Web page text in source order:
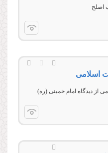
اصلح
اسلامی
از دیدگاه امام خمینی (ره)